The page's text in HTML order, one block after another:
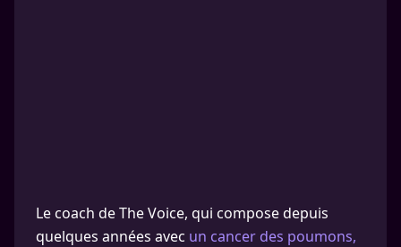
Le coach de The Voice, qui compose depuis
quelques années avec un cancer des poumons,